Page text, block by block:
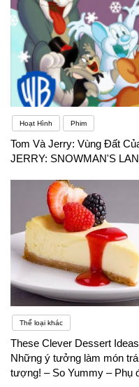
Hoạt Hình Phim
Tom Và Jerry: Vùng Đất
JERRY: SNOWMAN'S
Thể loại khác
These Clever Dessert
Những ý tưởng làm món
tượng! – So Yummy – Phụ